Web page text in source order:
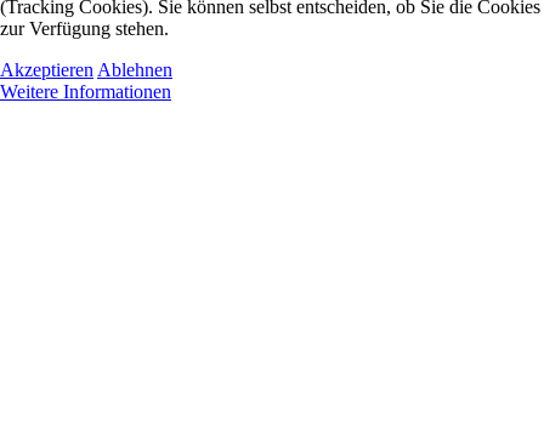
(Tracking Cookies). Sie können selbst entscheiden, ob Sie die
zur Verfügung stehen.
Akzeptieren Ablehnen
Weitere Informationen